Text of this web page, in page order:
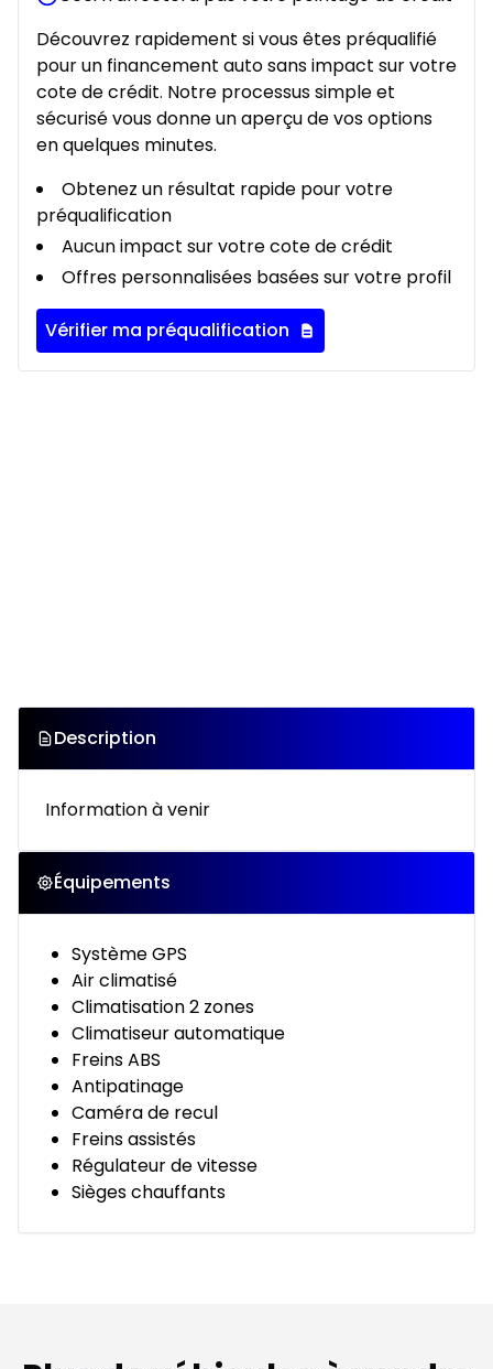
Découvrez rapidement si vous êtes préqualifié
pour un financement auto sans impact sur votre
cote de crédit. Notre processus simple et
sécurisé vous donne un aperçu de vos options
en quelques minutes.
Obtenez un résultat rapide pour votre
préqualification
Aucun impact sur votre cote de crédit
Offres personnalisées basées sur votre profil
Vérifier ma préqualification
Description
Information à venir
Équipements
Système GPS
Air climatisé
Climatisation 2 zones
Climatiseur automatique
Freins ABS
Antipatinage
Caméra de recul
Freins assistés
Régulateur de vitesse
Sièges chauffants